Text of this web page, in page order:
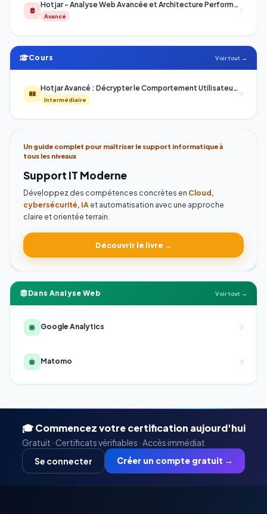
Hotjar - Analyse Web Avancée et Architecture Performance
Avancé
Cours Voir tout →
Hotjar Avancé : Décrypter le Comportement Utilisateur pour Optimiser vos Conversions
Intermédiaire
Un guide complet pour maîtriser le support informatique à
tous les niveaux
Support IT Moderne
Développez des compétences concrètes en Cloud,
cybersécurité, IA et automatisation avec une approche
claire et orientée terrain.
Découvrir le livre →
Dans Analyse Web Voir tout →
Google Analytics
Matomo
🎓 Commencez votre certification aujourd'hui
Gratuit · Certificats vérifiables · Accès immédiat
Se connecter
Créer un compte gratuit →